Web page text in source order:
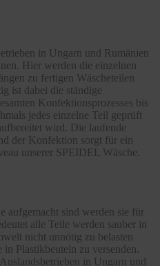
in Ungarn und Rumänien
Hier werden die einzelnen
zu fertigen Wäscheteilen
ist dabei die ständige
Konfektionsprozesses bis
jedes einzelne Teil geprüft
wird. Die laufende
der Konfektion sorgt für ein
unserer SPEIDEL Wäsche.
aufgemacht sind werden sie für
alle Teile werden sauber in
nicht unnötig zu belasten
Plastikbeuteln zu versenden.
in Ungarn und